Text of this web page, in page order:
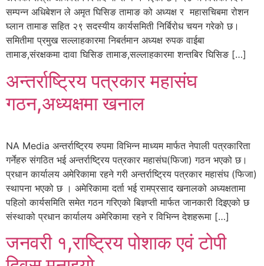
सम्पन्न अधिबेशन ले अमृत घिसिङ तामाङ को अध्यक्ष र महासचिबमा रोशन
घ्लान तामाङ सहित २९ सदस्यीय कार्यसमिती निर्बिरोध चयन गरेको छ।
समितीमा प्रमुख सल्लाहकारमा निबर्तमान अध्यक्ष रुपक वाईबा
तामाङ,संरक्षकमा दावा घिसिङ तामाङ,सल्लाहकारमा शन्तबिर घिसिङ […]
अन्तर्राष्ट्रिय पत्रकार महासंघ
गठन,अध्यक्षमा खनाल
NA Media अन्तर्राष्ट्रिय रुपमा विभिन्न माध्यम मार्फत नेपाली पत्रकारिता
गर्नेहरु संगठित भई अन्तर्राष्ट्रिय पत्रकार महासंघ(फिजा) गठन भएको छ।
प्रधान कार्यालय अमेरिकामा रहने गरी अन्तर्राष्ट्रिय पत्रकार महासंघ (फिजा)
स्थापना भएको छ । अमेरिकामा दर्ता भई रामप्रसाद खनालको अध्यक्षतामा
पहिलो कार्यसमिति समेत गठन गरिएको बिज्ञप्ती मार्फत जानकारी दिइएको छ
संस्थाको प्रधान कार्यालय अमेरिकामा रहने र विभिन्न देशहरूमा […]
जनवरी १,राष्ट्रिय पोशाक एवं टोपी